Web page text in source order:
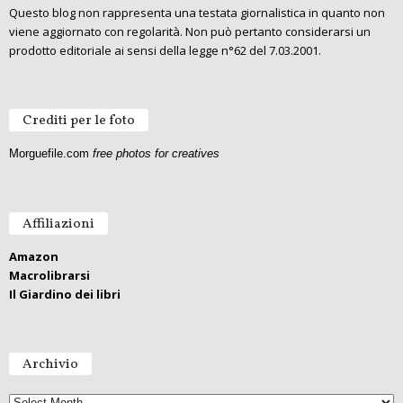
Questo blog non rappresenta una testata giornalistica in quanto non
viene aggiornato con regolarità. Non può pertanto considerarsi un
prodotto editoriale ai sensi della legge n°62 del 7.03.2001.
Crediti per le foto
Morguefile.com free photos for creatives
Affiliazioni
Amazon
Macrolibrarsi
Il Giardino dei libri
Archivio